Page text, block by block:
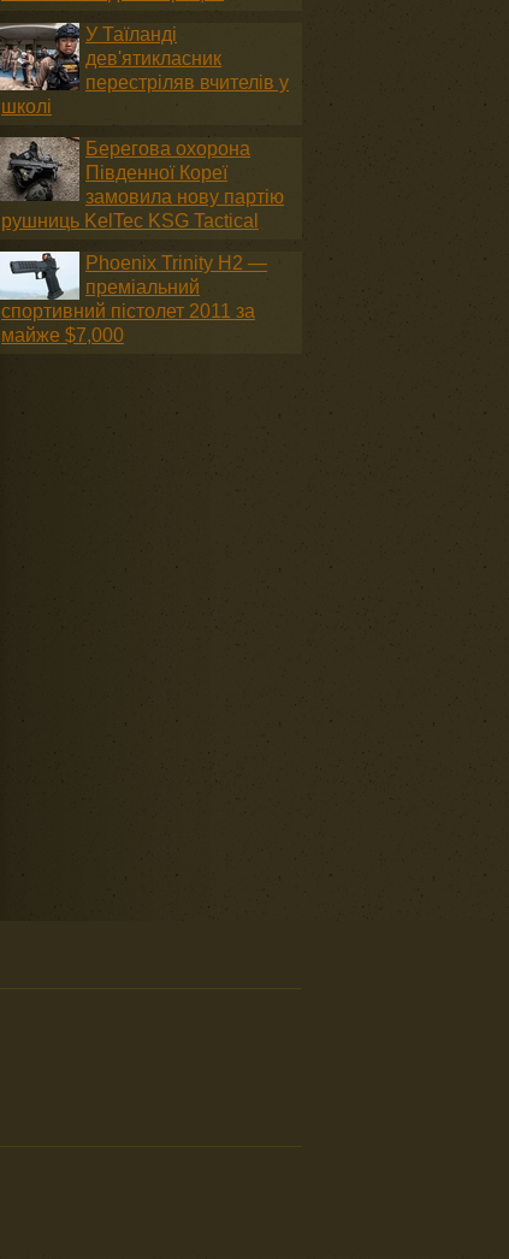
У Таїланді
дев'ятикласник
перестріляв вчителів у
школі
Берегова охорона
Південної Кореї
замовила нову партію
рушниць KelTec KSG Tactical
Phoenix Trinity H2 —
преміальний
спортивний пістолет 2011 за
майже $7,000